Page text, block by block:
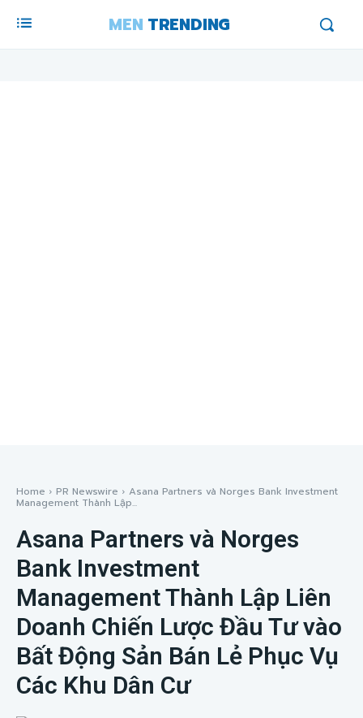
MEN TRENDING
Home PR Newswire Asana Partners và Norges Bank Investment
Management Thành Lập...
Asana Partners và Norges
Bank Investment
Management Thành Lập Liên
Doanh Chiến Lược Đầu Tư vào
Bất Động Sản Bán Lẻ Phục Vụ
Các Khu Dân Cư